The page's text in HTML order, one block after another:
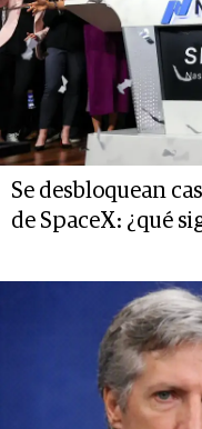
Se desbloquean
de SpaceX: ¿qué